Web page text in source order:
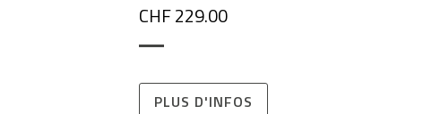
CHF 229.00
PLUS D'INFOS